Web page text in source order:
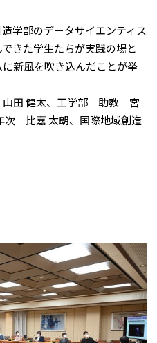
学部のデータサイエンティス
きた学生たちが実践の場と
新風を吹き込んだことが挙
山田 健太、工学部 助教 宮
次 比嘉 太朗、国際地域創造